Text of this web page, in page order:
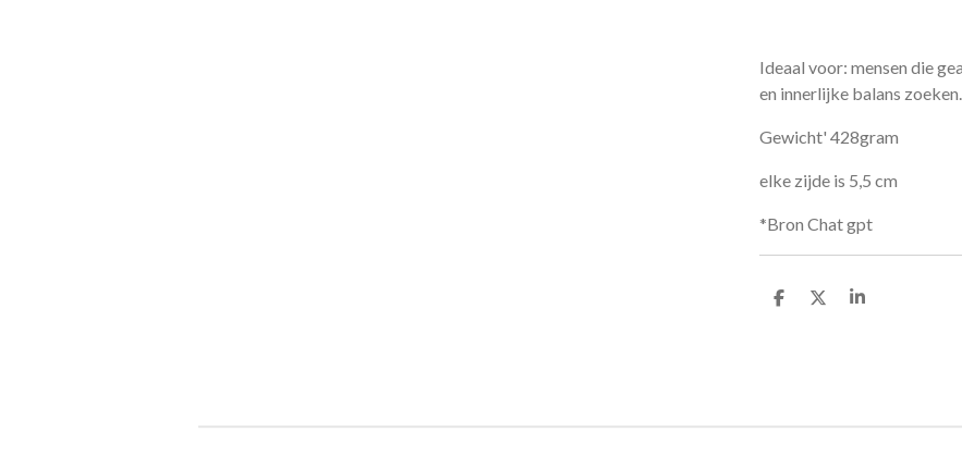
Ideaal voor: mensen die
en innerlijke balans zoeken.
Gewicht' 428gram
elke zijde is 5,5 cm
*Bron Chat gpt
D
D
S